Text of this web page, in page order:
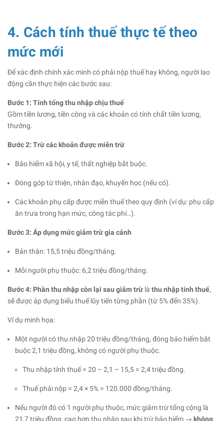
4. Cách tính thuế thực tế theo
mức mới
Để xác định chính xác mình có phải nộp thuế hay không, người lao
động cần thực hiện các bước sau:
Bước 1: Tính tổng thu nhập chịu thuế
Gồm tiền lương, tiền công và các khoản có tính chất tiền lương,
thưởng.
Bước 2: Trừ các khoản được miễn trừ
Bảo hiểm xã hội, y tế, thất nghiệp bắt buộc.
Đóng góp từ thiện, nhân đạo, khuyến học (nếu có).
Các khoản phụ cấp được miễn thuế theo quy định (ví dụ: phụ cấp
ăn trưa trong hạn mức, công tác phí…).
Bước 3: Áp dụng mức giảm trừ gia cảnh
Bản thân: 15,5 triệu đồng/tháng.
Mỗi người phụ thuộc: 6,2 triệu đồng/tháng.
Bước 4: Phần thu nhập còn lại sau giảm trừ là thu nhập tính thuế,
sẽ được áp dụng biểu thuế lũy tiến từng phần (từ 5% đến 35%).
Ví dụ minh họa:
Một người có thu nhập 20 triệu đồng/tháng, đóng bảo hiểm bắt
buộc 2,1 triệu đồng, không có người phụ thuộc.
Thu nhập tính thuế = 20 – 2,1 – 15,5 = 2,4 triệu đồng.
Thuế phải nộp = 2,4 × 5% = 120.000 đồng/tháng.
Nếu người đó có 1 người phụ thuộc, mức giảm trừ tổng cộng là
21,7 triệu đồng, cao hơn thu nhập sau khi trừ bảo hiểm → không